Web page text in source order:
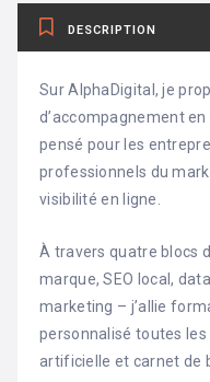
DESCRIPTION
Sur AlphaDigital, je
d’accompagnement
pensé pour les
professionnels du
visibilité en ligne.
À travers quatre blocs
marque, SEO local,
marketing – j’allie
personnalisé toutes les
artificielle et carnet de